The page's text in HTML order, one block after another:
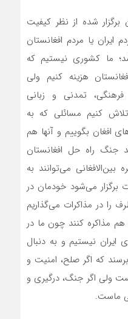
برگزار شده از نظر کیفیت
ایران یا مردم افغانستان
ما کشوری نیستیم که
هزینه کنیم ولی
تمدنی و زبانی
کنیم مسائلی که به
افغان بگوییم و آنها هم
جنگ راه حل افغانستان
می‌توانند به
برگزار می‌شود خودمان در
را در مذاکرات می‌گذاریم
هم مذاکره کنند چون ما در
ایران نیستیم و به دنبال
که اگر صلح، امنیت و
ولی اگر جنگ، درگیری و
ماست.